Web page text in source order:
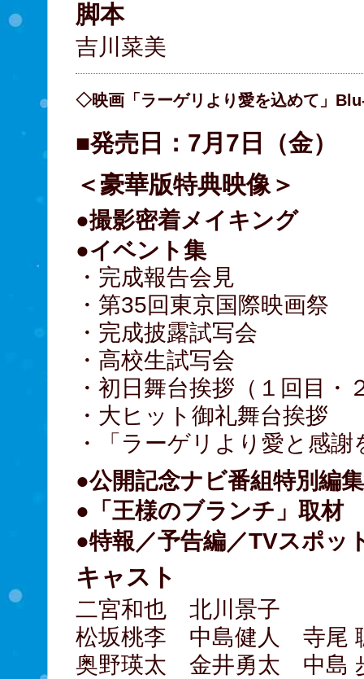
脚本
吉川菜美
◇映画「ラーゲリより愛を込めて」
■発売日：7月7日（金）
＜豪華版特典映像＞
●撮影密着メイキング
●イベント集
・完成報告会見
・第35回東京国際映画祭
・完成披露試写会
・高校生試写会
・初日舞台挨拶（１回目・
・大ヒット御礼舞台挨拶
・「ラーゲリより愛と感
●公開記念ナビ番組特別編
●「王様のブランチ」取材
●特報／予告編／TVスポッ
キャスト
二宮和也 北川景子
松坂桃李 中島健人 寺尾
奥野瑛太 金井勇太 中島